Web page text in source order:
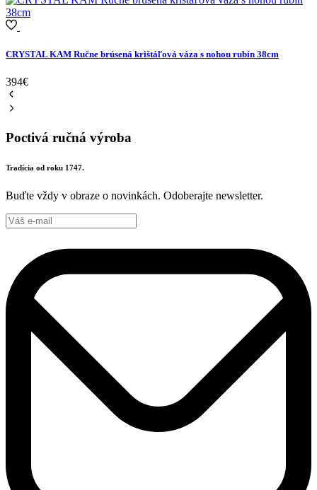
CRYSTAL KAM Ručne brúsená krištáľová váza s nohou rubín 38cm
394€
Poctivá ručná výroba
Tradícia od roku 1747.
Buďte vždy v obraze o novinkách. Odoberajte newsletter.